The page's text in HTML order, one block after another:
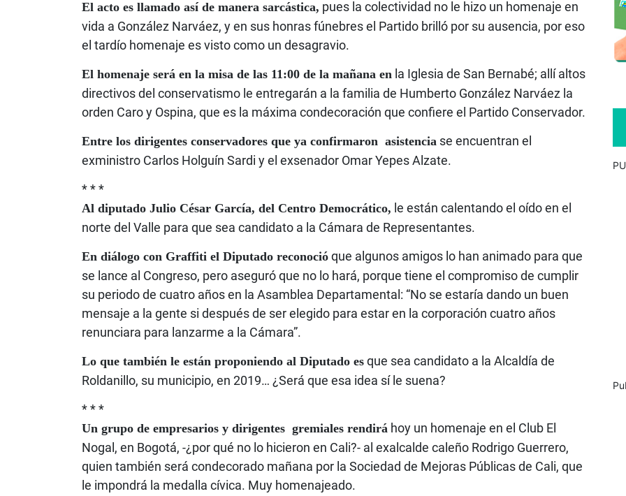
El acto es llamado así de manera sarcástica, pues la colectividad no le hizo un homenaje en
vida a González Narváez, y en sus honras fúnebres el Partido brilló por su ausencia, por eso
el tardío homenaje es visto como un desagravio.
El homenaje será en la misa de las 11:00 de la mañana en la Iglesia de San Bernabé; allí altos
directivos del conservatismo le entregarán a la familia de Humberto González Narváez la
orden Caro y Ospina, que es la máxima condecoración que confiere el Partido Conservador.
Entre los dirigentes conservadores que ya confirmaron asistencia se encuentran el
exministro Carlos Holguín Sardi y el exsenador Omar Yepes Alzate.
* * *
Al diputado Julio César García, del Centro Democrático, le están calentando el oído en el
norte del Valle para que sea candidato a la Cámara de Representantes.
En diálogo con Graffiti el Diputado reconoció que algunos amigos lo han animado para que
se lance al Congreso, pero aseguró que no lo hará, porque tiene el compromiso de cumplir
su periodo de cuatro años en la Asamblea Departamental: “No se estaría dando un buen
mensaje a la gente si después de ser elegido para estar en la corporación cuatro años
renunciara para lanzarme a la Cámara”.
Lo que también le están proponiendo al Diputado es que sea candidato a la Alcaldía de
Roldanillo, su municipio, en 2019… ¿Será que esa idea sí le suena?
* * *
Un grupo de empresarios y dirigentes gremiales rendirá hoy un homenaje en el Club El
Nogal, en Bogotá, -¿por qué no lo hicieron en Cali?- al exalcalde caleño Rodrigo Guerrero,
quien también será condecorado mañana por la Sociedad de Mejoras Públicas de Cali, que
le impondrá la medalla cívica. Muy homenajeado.